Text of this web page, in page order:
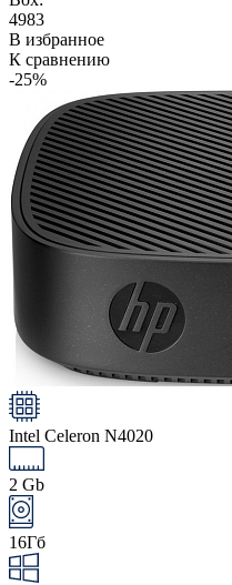
4983
В избранное
К сравнению
-25%
Intel Celeron N4020
2 Gb
16Гб